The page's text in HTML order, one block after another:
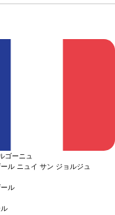
ールで、偉大なるポムロール
ムロールの最良の区画の葡
ー色。赤色と黒色の果物の美
に上海で生まれたYan Pei-
19歳の時、フランスへ向け
年に、彼のヴェネツィア
仕事を確立しました。6年
レオナルドダヴィンチのモ
コレクションを展示しまし
たYan Pei-Mingは、文化間
せ、または赤と白の組み合わ
ペイントですばやく作業す
イズのブラシを使用するこ
アになる価値がある。
とティエンポン家がブレン
ルで、偉大なるポムロール
ムロールの最良の区画の葡
色。赤色と黒色の果物の美
に上海で生まれたYan Pei-
19歳の時、フランスへ向け
年に、彼のヴェネツィア
仕事を確立しました。6年
はレオナルドダヴィンチのモ
コレクションを展示しまし
たYan Pei-Mingは、文化間
、または赤と白の組み合わ
ペイントですばやく作業す
イズのブラシを使用するこ
ゴーニュ
ル ニュイ サン ジョルジュ
ル